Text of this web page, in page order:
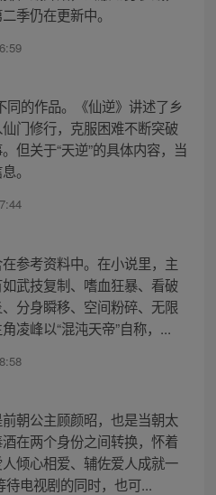
季仍在更新中。
同的作品。《仙逆》讲述了乡
门修行，克服困难不断突破
但关于“天逆”的具体内容，当
。
参考资料中。在小说里，主
武技复制、嗜血狂暴、看破
分身瞬移、空间粉碎、无限
凌峰以“混沌天帝”自称，...
朝公主顾颜昭，也是当朝太
在两个身份之间转换，怀着
倾心相爱、辅佐爱人成就一
电视剧的同时，也可...